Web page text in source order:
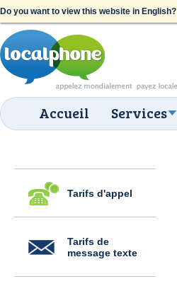
Do you want to view this website in English?
Accueil Services
Tarifs d'appel
Tarifs de
message texte